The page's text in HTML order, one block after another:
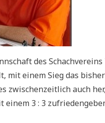
des
mit einem Sieg das
zwischenzeitlich auch
einem 3 : 3